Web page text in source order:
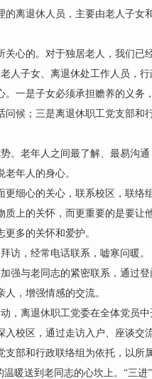
离退休人员，主要由老人子女
心的。对于独居老人，我们已
子女、离退休处工作人员，行
。一是子女必须承担赡养的义务
问候；三是离退休职工党支部和
老年人之间最了解、最易沟通
年人的身心。
细心的关心，联系校区，联络
上的关怀，而更重要的是要让
多的关怀和爱护。
，经常电话联系，嘘寒问暖。
与老同志的紧密联系，通过登
，增强情感的交流。
离退休职工党委在全体党员中
入校区，通过走访入户、座谈交
支部和行政联络组为依托，以所
温暖送到老同志的心坎上。“三